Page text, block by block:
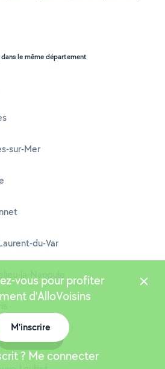
le même département
sur-Mer
du-Var
la-Napoule
vous pour profiter
d'AlloVoisins
M'inscrire
? Me connecter